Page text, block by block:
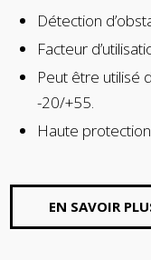
Détection
Facteur
Peut être utilisé
-20/+55.
Haute
EN SAVOIR